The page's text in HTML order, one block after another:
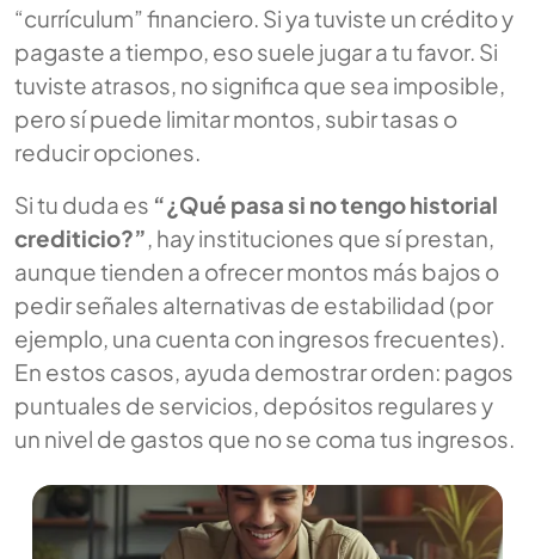
“currículum” financiero. Si ya tuviste un crédito y
pagaste a tiempo, eso suele jugar a tu favor. Si
tuviste atrasos, no significa que sea imposible,
pero sí puede limitar montos, subir tasas o
reducir opciones.
Si tu duda es “¿Qué pasa si no tengo historial
crediticio?” , hay instituciones que sí prestan,
aunque tienden a ofrecer montos más bajos o
pedir señales alternativas de estabilidad (por
ejemplo, una cuenta con ingresos frecuentes).
En estos casos, ayuda demostrar orden: pagos
puntuales de servicios, depósitos regulares y
un nivel de gastos que no se coma tus ingresos.